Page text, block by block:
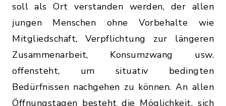
soll als Ort verstanden werden, der allen
jungen Menschen ohne Vorbehalte wie
Mitgliedschaft, Verpflichtung zur längeren
Zusammenarbeit, Konsumzwang usw.
offensteht, um situativ bedingten
Bedürfnissen nachgehen zu können. An allen
Öffnungstagen besteht die Möglichkeit, sich